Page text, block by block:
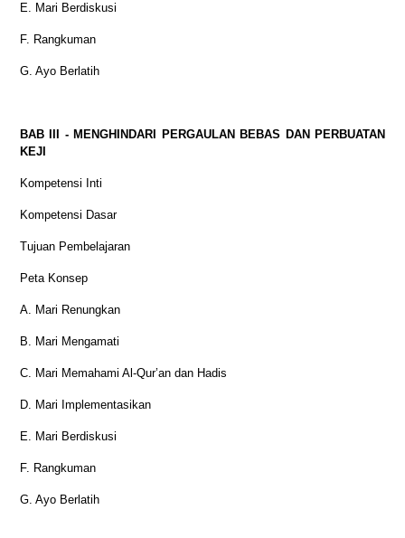
E. Mari Berdiskusi
F. Rangkuman
G. Ayo Berlatih
BAB III - MENGHINDARI PERGAULAN BEBAS DAN PERBUATAN
KEJI
Kompetensi Inti
Kompetensi Dasar
Tujuan Pembelajaran
Peta Konsep
A. Mari Renungkan
B. Mari Mengamati
C. Mari Memahami Al-Qur’an dan Hadis
D. Mari Implementasikan
E. Mari Berdiskusi
F. Rangkuman
G. Ayo Berlatih